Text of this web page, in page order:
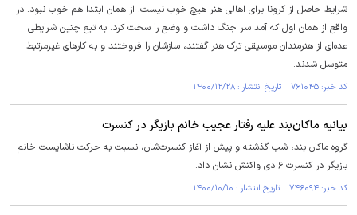
شرایط حاصل از کرونا برای اهالی هنر هیچ خوب نیست. از همان ابتدا هم خوب نبود. در
واقع از همان اول که آمد سر جنگ داشت و وضع را سخت کرد. به تبع چنین شرایطی
عده‌ای از هنرمندان موسیقی ترک هنر گفتند، سازشان را فروختند و به کار‌های غیرمرتبط
متوسل شدند.
کد خبر: ۷۶۱۰۴۵ تاریخ انتشار : ۱۴۰۰/۱۲/۲۸
بیانیه ماکان‌بند علیه رفتار عجیب خانم بازیگر در کنسرت
گروه ماکان بند، شب گذشته و پیش از آغاز کنسرت‌شان، نسبت به حرکت ناشایست خانم
بازیگر در کنسرت ۶ دی واکنش نشان داد.
کد خبر: ۷۴۶۰۹۴ تاریخ انتشار : ۱۴۰۰/۱۰/۱۰